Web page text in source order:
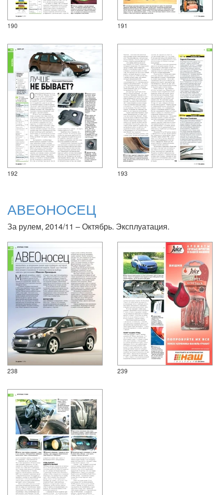
190 191
192 193
АВЕОНОСЕЦ
За рулем, 2014/11 – Октябрь. Эксплуатация.
238 239